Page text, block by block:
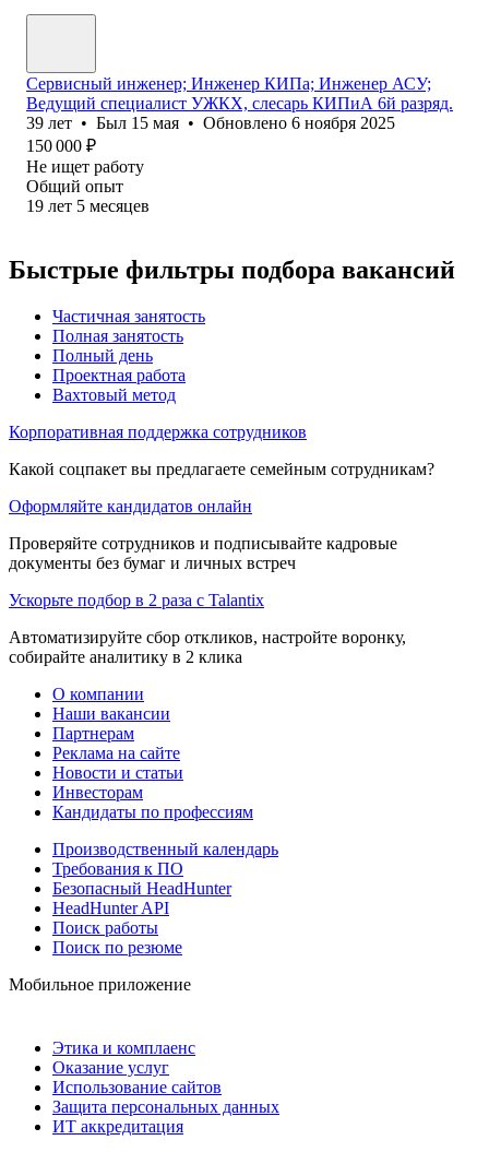
Сервисный инженер; Инженер КИПа; Инженер АСУ;
Ведущий специалист УЖКХ, слесарь КИПиА 6й разряд.
39 лет • Был 15 мая • Обновлено 6 ноября 2025
150 000 ₽
Не ищет работу
Общий опыт
19 лет 5 месяцев
Быстрые фильтры подбора вакансий
Частичная занятость
Полная занятость
Полный день
Проектная работа
Вахтовый метод
Корпоративная поддержка сотрудников
Какой соцпакет вы предлагаете семейным сотрудникам?
Оформляйте кандидатов онлайн
Проверяйте сотрудников и подписывайте кадровые
документы без бумаг и личных встреч
Ускорьте подбор в 2 раза с Talantix
Автоматизируйте сбор откликов, настройте воронку,
собирайте аналитику в 2 клика
О компании
Наши вакансии
Партнерам
Реклама на сайте
Новости и статьи
Инвесторам
Кандидаты по профессиям
Производственный календарь
Требования к ПО
Безопасный HeadHunter
HeadHunter API
Поиск работы
Поиск по резюме
Мобильное приложение
Этика и комплаенс
Оказание услуг
Использование сайтов
Защита персональных данных
ИТ аккредитация